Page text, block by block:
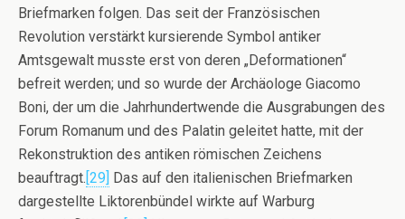
Briefmarken folgen. Das seit der Französischen
Revolution verstärkt kursierende Symbol antiker
Amtsgewalt musste erst von deren „Deformationen“
befreit werden; und so wurde der Archäologe Giacomo
Boni, der um die Jahrhundertwende die Ausgrabungen des
Forum Romanum und des Palatin geleitet hatte, mit der
Rekonstruktion des antiken römischen Zeichens
beauftragt. [29]
Das auf den italienischen Briefmarken
dargestellte Liktorenbündel wirkte auf Warburg